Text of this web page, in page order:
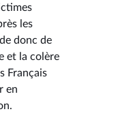
les
donc de
et la colère
Français
en